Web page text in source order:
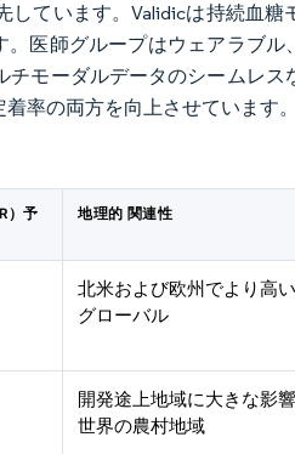
ています。Validicは持続血糖
。医師グループはウェアラブ
モーダルデータのシームレス
率の両方を向上させています。
）予
地理的 関連性
北米および欧州でより高
グローバル
開発途上地域に大きな影
世界の農村地域